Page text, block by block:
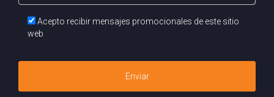
Acepto recibir mensajes promocionales de este sitio
web
Enviar